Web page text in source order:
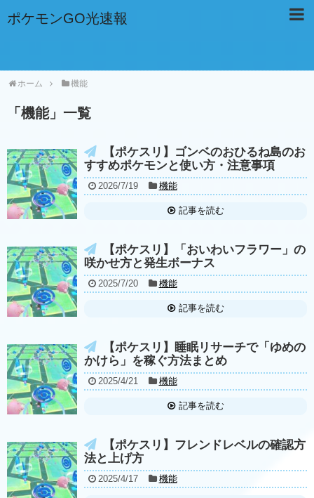
ポケモンGO光速報
ホーム 機能
「 機能」 一覧
【ポケスリ】ゴンベのおひるね島のお
すすめポケモンと使い方・注意事項
2026/7/19 機能
記事を読む
【ポケスリ】「おいわいフラワー」の
咲かせ方と発生ボーナス
2025/7/20 機能
記事を読む
【ポケスリ】睡眠リサーチで「ゆめの
かけら」を稼ぐ方法まとめ
2025/4/21 機能
記事を読む
【ポケスリ】フレンドレベルの確認方
法と上げ方
2025/4/17 機能